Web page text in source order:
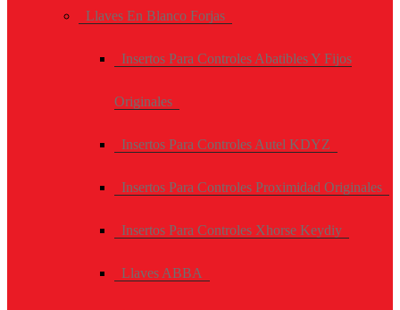
Llaves En Blanco Forjas
Insertos Para Controles Abatibles Y Fijos
Originales
Insertos Para Controles Autel KDYZ
Insertos Para Controles Proximidad Originales
Insertos Para Controles Xhorse Keydiy
Llaves ABBA